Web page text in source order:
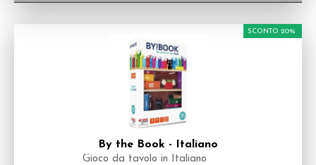
By the Book - Italiano
Gioco da tavolo in Italiano
SCONTO 20%